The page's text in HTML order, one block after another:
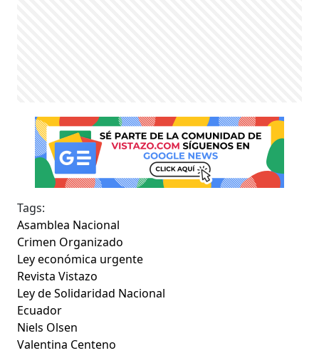
Tags:
Asamblea Nacional
Crimen Organizado
Ley económica urgente
Revista Vistazo
Ley de Solidaridad Nacional
Ecuador
Niels Olsen
Valentina Centeno